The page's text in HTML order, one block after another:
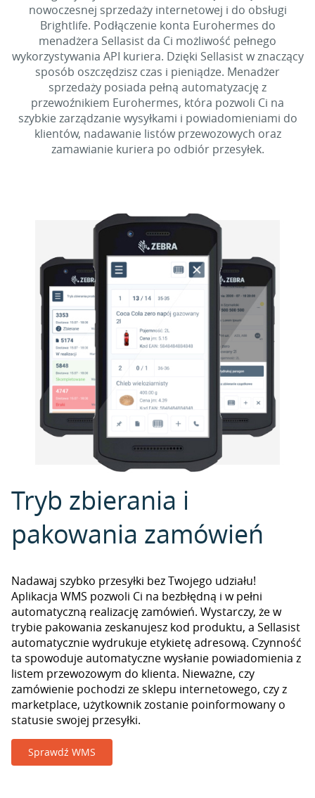
nowoczesnej sprzedaży internetowej i do obsługi
Brightlife. Podłączenie konta Eurohermes do
menadżera Sellasist da Ci możliwość pełnego
wykorzystywania API kuriera. Dzięki Sellasist w znaczący
sposób oszczędzisz czas i pieniądze. Menadżer
sprzedaży posiada pełną automatyzację z
przewoźnikiem Eurohermes, która pozwoli Ci na
szybkie zarządzanie wysyłkami i powiadomieniami do
klientów, nadawanie listów przewozowych oraz
zamawianie kuriera po odbiór przesyłek.
Tryb zbierania i
pakowania zamówień
Nadawaj szybko przesyłki bez Twojego udziału!
Aplikacja WMS pozwoli Ci na bezbłędną i w pełni
automatyczną realizację zamówień. Wystarczy, że w
trybie pakowania zeskanujesz kod produktu, a Sellasist
automatycznie wydrukuje etykietę adresową. Czynność
ta spowoduje automatyczne wysłanie powiadomienia z
listem przewozowym do klienta. Nieważne, czy
zamówienie pochodzi ze sklepu internetowego, czy z
marketplace, użytkownik zostanie poinformowany o
statusie swojej przesyłki.
Sprawdź WMS